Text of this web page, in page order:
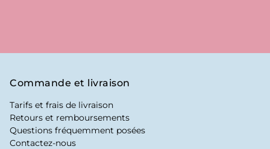
Commande et livraison
Tarifs et frais de livraison
Retours et remboursements
Questions fréquemment posées
Contactez-nous